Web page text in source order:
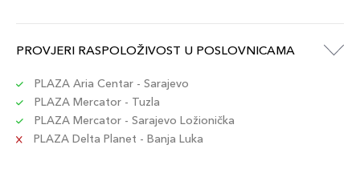
PROVJERI RASPOLOŽIVOST U POSLOVNICAMA
PLAZA Aria Centar - Sarajevo
PLAZA Mercator - Tuzla
PLAZA Mercator - Sarajevo Ložionička
PLAZA Delta Planet - Banja Luka